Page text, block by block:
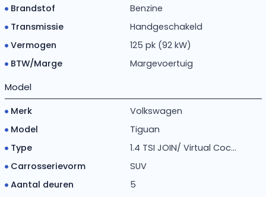
Brandstof
Benzine
Transmissie
Handgeschakeld
Vermogen
125 pk (92 kW)
BTW/Marge
Margevoertuig
Model
Merk
Volkswagen
Model
Tiguan
Type
1.4 TSI JOIN/ Virtual Coc...
Carrosserievorm
SUV
Aantal deuren
5